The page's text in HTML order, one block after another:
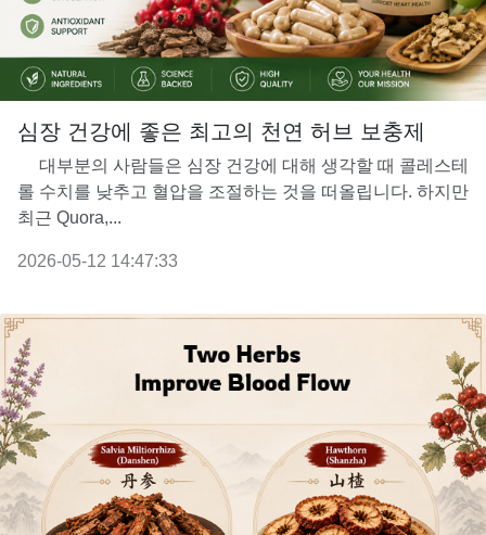
심장 건강에 좋은 최고의 천연 허브 보충제
대부분의 사람들은 심장 건강에 대해 생각할 때 콜레스테
롤 수치를 낮추고 혈압을 조절하는 것을 떠올립니다. 하지만
최근 Quora,...
2026-05-12 14:47:33